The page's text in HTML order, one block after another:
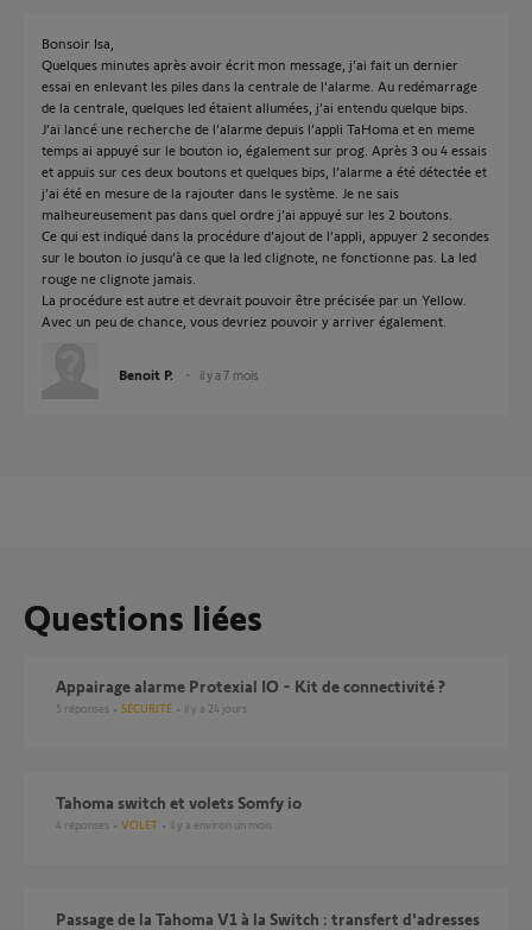
Bonsoir Isa,
Quelques minutes après avoir écrit mon message, j’ai fait un dernier
essai en enlevant les piles dans la centrale de l’alarme. Au redémarrage
de la centrale, quelques led étaient allumées, j’ai entendu quelque bips.
J’ai lancé une recherche de l’alarme depuis l’appli TaHoma et en meme
temps ai appuyé sur le bouton io, également sur prog. Après 3 ou 4 essais
et appuis sur ces deux boutons et quelques bips, l’alarme a été détectée et
j’ai été en mesure de la rajouter dans le système. Je ne sais
malheureusement pas dans quel ordre j’ai appuyé sur les 2 boutons.
Ce qui est indiqué dans la procédure d’ajout de l’appli, appuyer 2 secondes
sur le bouton io jusqu’à ce que la led clignote, ne fonctionne pas. La led
rouge ne clignote jamais.
La procédure est autre et devrait pouvoir être précisée par un Yellow.
Avec un peu de chance, vous devriez pouvoir y arriver également.
Benoit P. il y a 7 mois
Questions liées
Appairage alarme Protexial IO - Kit de connectivité ?
5 réponses SÉCURITÉ il y a 24 jours
Tahoma switch et volets Somfy io
4 réponses VOLET il y a environ un mois
Passage de la Tahoma V1 à la Switch : transfert d'adresses